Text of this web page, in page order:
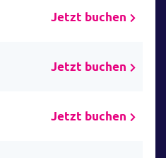
Jetzt buchen
Jetzt buchen
Jetzt buchen